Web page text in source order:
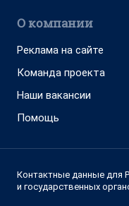
О компании
Реклама на сайте
Команда проекта
Наши вакансии
Помощь
Контактные данные для
и государственных